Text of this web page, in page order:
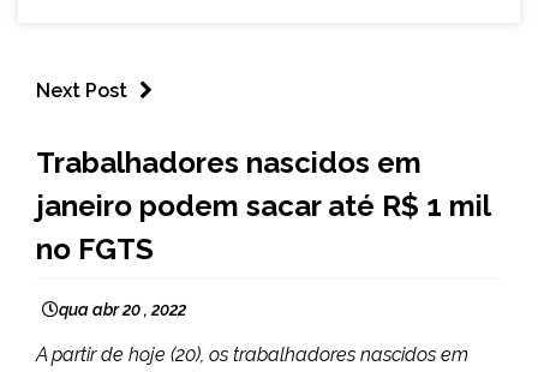
Next Post
NOTÍCIAS
Trabalhadores nascidos em
janeiro podem sacar até R$ 1 mil
no FGTS
qua abr 20 , 2022
A partir de hoje (20), os trabalhadores nascidos em